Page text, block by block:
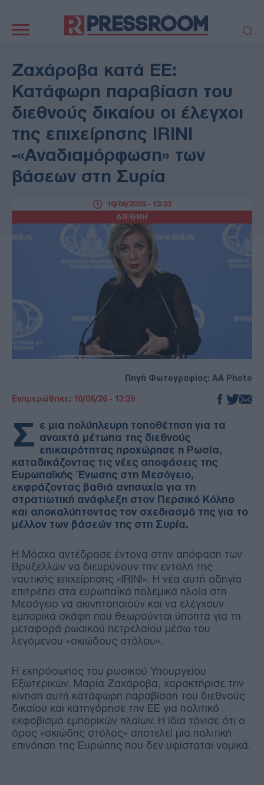
πλοήγηση
ΠΟΛΙΤΙΚΗ
ΤΟΥΡΚΙΑ
ΟΙΚΟΝΟΜΙΑ
ΕΚΚΛΗΣΙΑ
ΑΜΥΝΑ
ΔΙΕΘΝΗ
ΚΥΠΡΟΣ
MEDIA
LIFESTYLE
SPORTS
ΑΥΤΟΔΙΟΙΚΗΣΗ
AUTO - MOTO
ΓΑΣΤΡΟΝΟΜΙΑ
ΥΓΕΙΑ
ΤΕΧΝΟΛΟΓΙΑ
ΖΩΔΙΑ
ΑΡΘΡΟΓΡΑΦΙΑ
Ζαχάροβα κατά ΕΕ:
Κατάφωρη παραβίαση του
διεθνούς δικαίου οι έλεγχοι
της επιχείρησης IRINI
-«Αναδιαμόρφωση» των
βάσεων στη Συρία
ΔΙΕΘΝΗ
10/06/2026 - 13:33
Πηγή Φωτογραφίας: AA Photo
Ενημερώθηκε: 10/06/26 - 13:39
Σ ε μια πολύπλευρη τοποθέτηση για τα
ανοιχτά μέτωπα της διεθνούς
επικαιρότητας προχώρησε η Ρωσία,
καταδικάζοντας τις νέες αποφάσεις της
Ευρωπαϊκής Ένωσης στη Μεσόγειο,
εκφράζοντας βαθιά ανησυχία για τη
στρατιωτική ανάφλεξη στον Περσικό Κόλπο
και αποκαλύπτοντας τον σχεδιασμό της για το
μέλλον των βάσεών της στη Συρία.
Η Μόσχα αντέδρασε έντονα στην απόφαση των
Βρυξελλών να διευρύνουν την εντολή της
ναυτικής επιχείρησης «IRINI». Η νέα αυτή οδηγία
επιτρέπει στα ευρωπαϊκά πολεμικά πλοία στη
Μεσόγειο να ακινητοποιούν και να ελέγχουν
εμπορικά σκάφη που θεωρούνται ύποπτα για τη
μεταφορά ρωσικού πετρελαίου μέσω του
λεγόμενου «σκιώδους στόλου».
Η εκπρόσωπος του ρωσικού Υπουργείου
Εξωτερικών, Μαρία Ζαχάροβα, χαρακτήρισε την
κίνηση αυτή κατάφωρη παραβίαση του διεθνούς
δικαίου και κατηγόρησε την ΕΕ για πολιτικό
εκφοβισμό εμπορικών πλοίων. Η ίδια τόνισε ότι ο
όρος «σκιώδης στόλος» αποτελεί μια πολιτική
επινόηση της Ευρώπης που δεν υφίσταται νομικά.